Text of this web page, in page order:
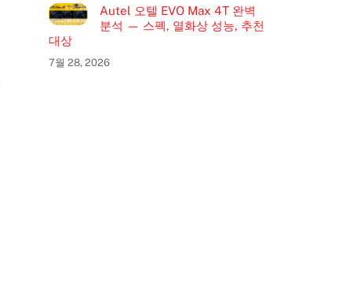
Autel 오텔 EVO Max 4T 완벽
분석 — 스펙, 열화상 성능, 추천
대상
7월 28, 2026